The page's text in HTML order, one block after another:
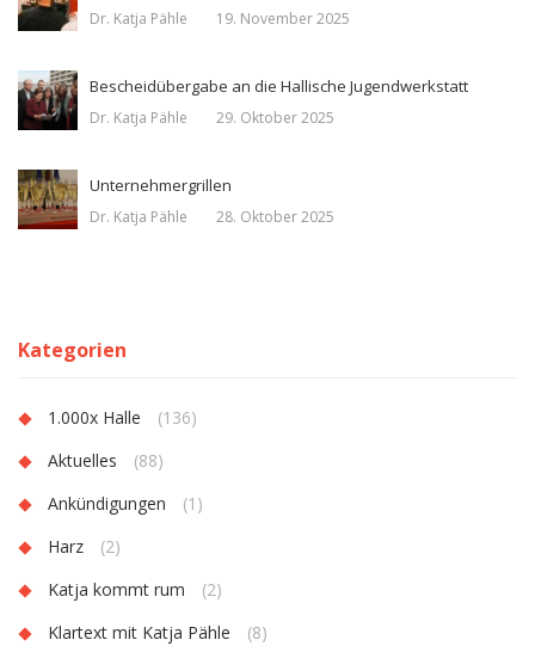
Dr. Katja Pähle 19. November 2025
Bescheidübergabe an die Hallische Jugendwerkstatt
Dr. Katja Pähle 29. Oktober 2025
Unternehmergrillen
Dr. Katja Pähle 28. Oktober 2025
Kategorien
1.000x Halle
(136)
Aktuelles
(88)
Ankündigungen
(1)
Harz
(2)
Katja kommt rum
(2)
Klartext mit Katja Pähle
(8)